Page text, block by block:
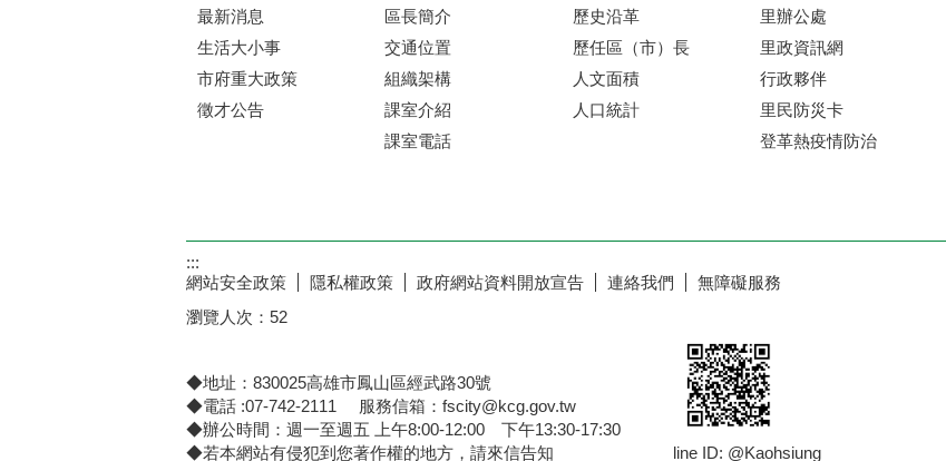
最新消息
生活大小事
市府重大政策
徵才公告
區長簡介
交通位置
組織架構
課室介紹
課室電話
歷史沿革
歷任區（市）長
人文面積
人口統計
里辦公處
里政資訊網
行政夥伴
里民防災卡
登革熱疫情防治
:::
網站安全政策
隱私權政策 政府網站資料開放宣告 連絡我們
無障礙服務
瀏覽人次： 52
◆地址：830025高雄市鳳山區經武路30號
◆電話 :07-742-2111 服務信箱：fscity@kcg.gov.tw
◆辦公時間：週一至週五 上午8:00-12:00 下午13:30-17:30
◆若本網站有侵犯到您著作權的地方，請來信告知
line ID: @Kaohsiung